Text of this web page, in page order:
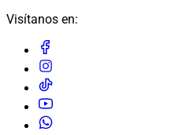
Visítanos en: